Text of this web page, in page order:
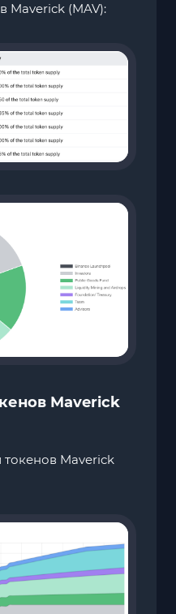
Maverick (MAV):
Maverick
Maverick